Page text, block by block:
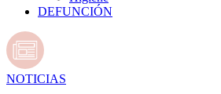
DEFUNCIÓN
NOTICIAS